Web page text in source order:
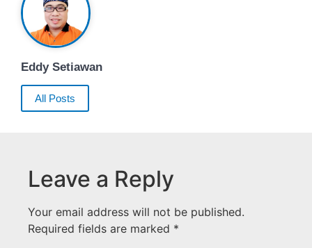
Eddy Setiawan
All Posts
Leave a Reply
Your email address will not be published.
Required fields are marked *